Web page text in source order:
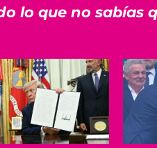
lo que no sabías